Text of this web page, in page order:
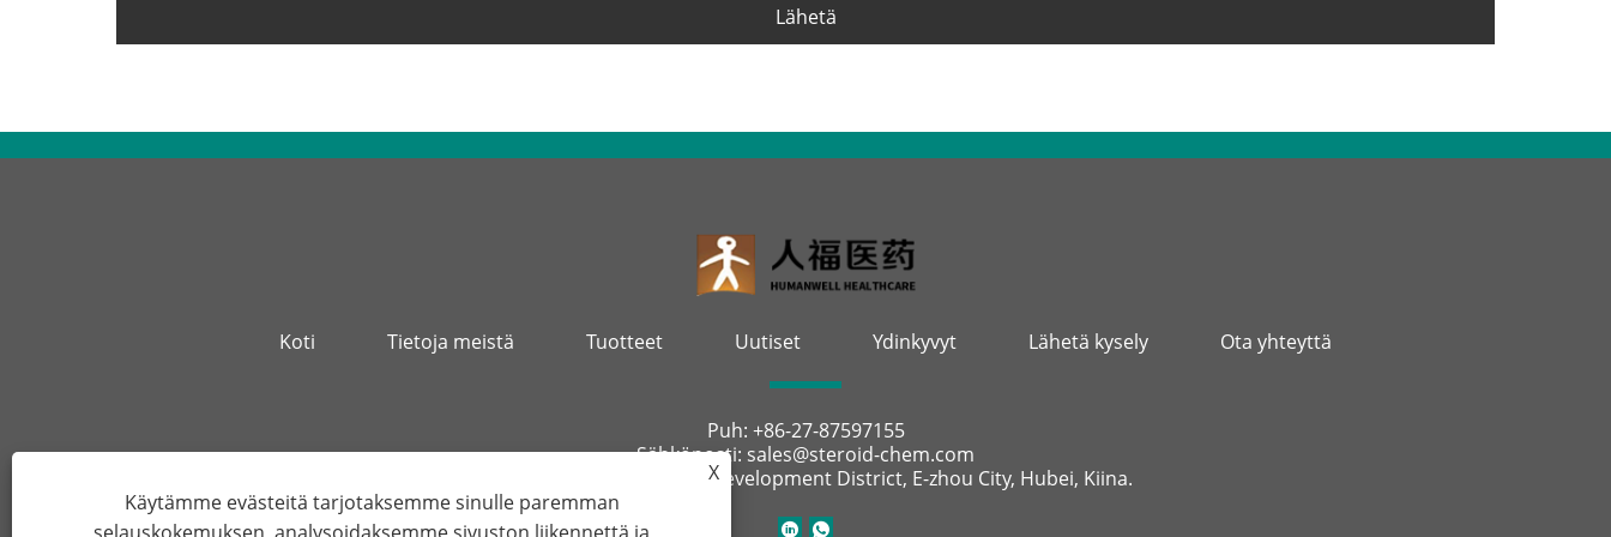
Lähetä
Koti Tietoja meistä Tuotteet Uutiset Ydinkyvyt Lähetä kysely Ota yhteyttä
Puh: +86-27-87597155
Sähköposti: sales@steroid-chem.com
Gedian Economic Development District, E-zhou City, Hubei, Kiina.
X
Käytämme evästeitä tarjotaksemme sinulle paremman